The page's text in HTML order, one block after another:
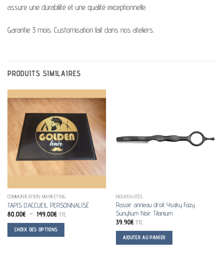
assure une durabilité et une qualité exceptionnelle.
Garantie 3 mois. Customisation fait dans nos ateliers.
PRODUITS SIMILAIRES
COMMUNICATION MARKETING
TAPIS D’ACCUEIL PERSONNALISÉ
80.00€ – 149.00€Plage
prix :
80.00€
à
TTC
CHOIX DES OPTIONS
NOUVEAUTÉS
Rasoir anneau droit Ysaky Fazy
Sunytium Noir Titanium
39.90€ TTC
AJOUTER AU PANIER